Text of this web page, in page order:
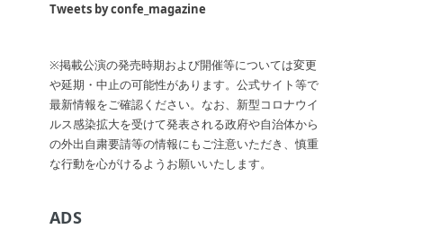
Tweets by confe_magazine
※掲載公演の発売時期および開催等については変更
や延期・中止の可能性があります。公式サイト等で
最新情報をご確認ください。なお、新型コロナウイ
ルス感染拡大を受けて発表される政府や自治体から
の外出自粛要請等の情報にもご注意いただき、慎重
な行動を心がけるようお願いいたします。
ADS